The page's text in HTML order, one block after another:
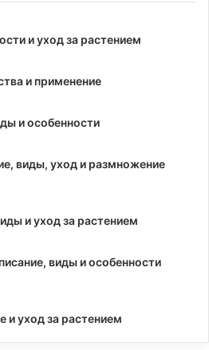
и уход за растением
и применение
и особенности
виды, уход и размножение
и уход за растением
виды и особенности
и уход за растением